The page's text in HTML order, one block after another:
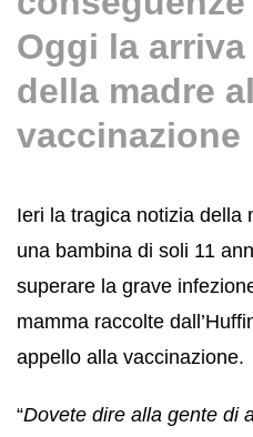
Oggi la arriva
della madre
vaccinazione
Ieri la tragica notizia della
una bambina di soli 11
superare la grave
mamma raccolte
appello alla vaccinazione.
“Dovete dire alla gente di